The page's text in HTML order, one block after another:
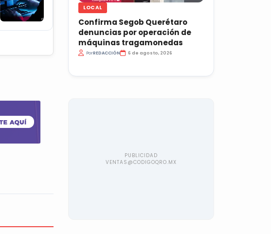
LOCAL
Confirma Segob Querétaro
denuncias por operación de
máquinas tragamonedas
PorREDACCIÓN 6 de agosto, 2026